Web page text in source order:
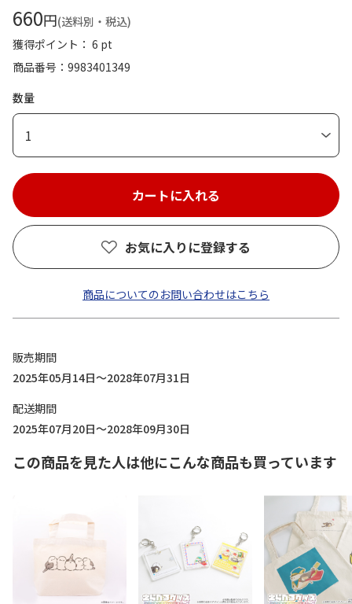
660円(送料別・税込)
獲得ポイント： 6 pt
商品番号
9983401349
数量
1
お気に入りに登録する
商品についてのお問い合わせはこちら
販売期間
2025年05月14日～2028年07月31日
配送期間
2025年07月20日～2028年09月30日
この商品を見た人は他にこんな商品も買っています